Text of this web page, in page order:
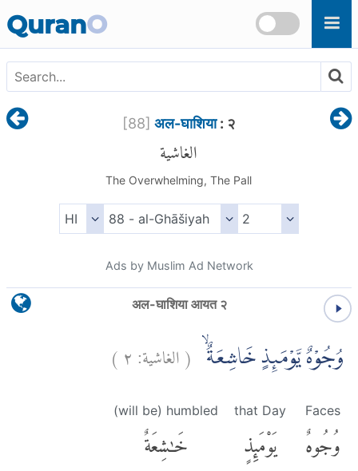
QuranO
[88] अल-घाशिया: २
الغاشية
The Overwhelming, The Pall
Ads by Muslim Ad Network
अल-घाशिया आयत २
وُجُوْهٌ يَّوْمَىِٕذٍ خَاشِعَةٌ ۙ (الغاشية:٢)
Faces
وُجُوهٌ
that Day
يَوْمَئِذٍ
(will be) humbled
خَٰشِعَةٌ